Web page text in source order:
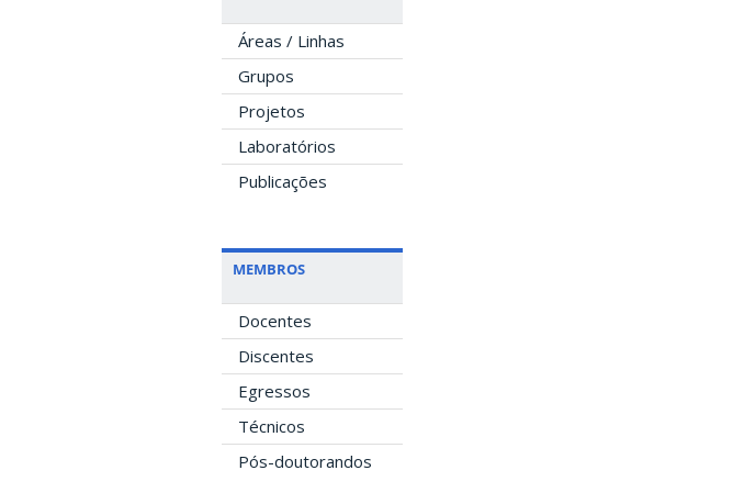
Áreas / Linhas
Grupos
Projetos
Laboratórios
Publicações
MEMBROS
Docentes
Discentes
Egressos
Técnicos
Pós-doutorandos